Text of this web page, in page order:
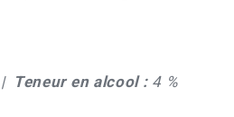
Teneur en alcool : 4 %